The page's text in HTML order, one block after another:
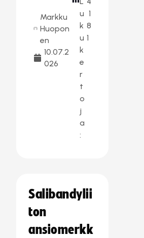
Markku
Huopon
en
10.07.2
026
u
k
u
k
e
r
t
o
j
a
:
1
8
1
Salibandylii
ton
ansiomerkk